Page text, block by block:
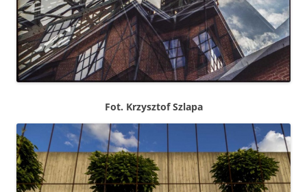
Fot. Krzysztof Szlapa